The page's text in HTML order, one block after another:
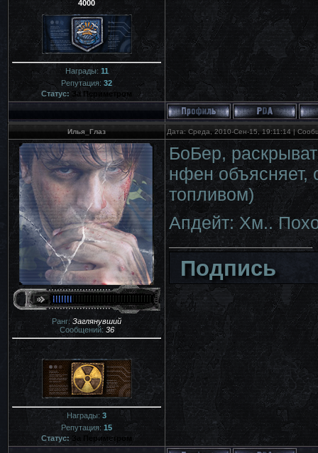
4000
Награды: 11
Репутация: 32
Статус:За Периметром
Илья_Глаз Дата: Среда, 2010-Сен-15, 19:11:14 |
Ранг:Заглянувший
Сообщений: 36
Награды:3
Репутация: 15
Статус: За Периметром
БоБер,
нфен объясняет,
топливом)
Апдейт: Хм..
Подпись